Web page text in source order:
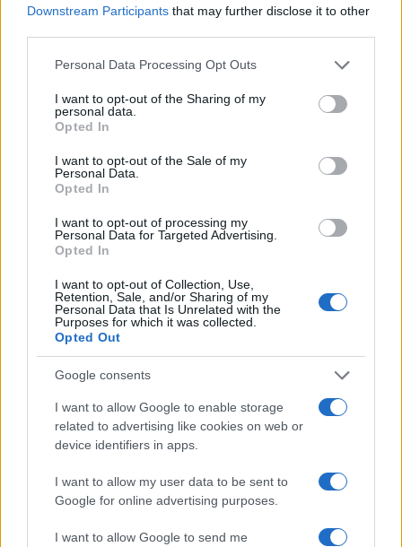
Downstream Participants that may further disclose it to other
Please note that this website/app uses one or more Google
not limited to your visit or usage behaviour. You may click to
grant or deny consent to Google and its third-party tags to
use your data for below specified purposes in below Google
consent section.
Personal Data Processing Opt Outs
I want to opt-out of the Sharing of my
personal data.
Opted In
I want to opt-out of the Sale of my
Personal Data.
Opted In
I want to opt-out of processing my
Personal Data for Targeted Advertising.
Opted In
I want to opt-out of Collection, Use,
Retention, Sale, and/or Sharing of my
Personal Data that Is Unrelated with the
Purposes for which it was collected.
Opted Out
Google consents
I want to allow Google to enable storage
related to advertising like cookies on web or
device identifiers in apps.
I want to allow my user data to be sent to
Google for online advertising purposes.
I want to allow Google to send me
Σατέν φούστα: 4 έξυπνοι τρόποι να την
φορέσεις τώρα. Από το πρωί μέχρι το
βράδυ!
Styling tips
Σατέν φούστα: Δες πώς την συνδυάσεις
τον Αύγουστο στην πόλη!
06.08.2024byΣοφια Σουζα
Σατέν φούστα: Ένα ακόμη passe par
tout της γυναικείας γκαρνταρόμπας
παίρνει θέση στο καλοκαιρινό styling
ΔΙΑΦΗΜΙΣΗ